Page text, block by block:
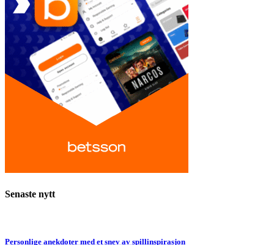
Senaste nytt
Personlige anekdoter med et snev av spillinspirasjon